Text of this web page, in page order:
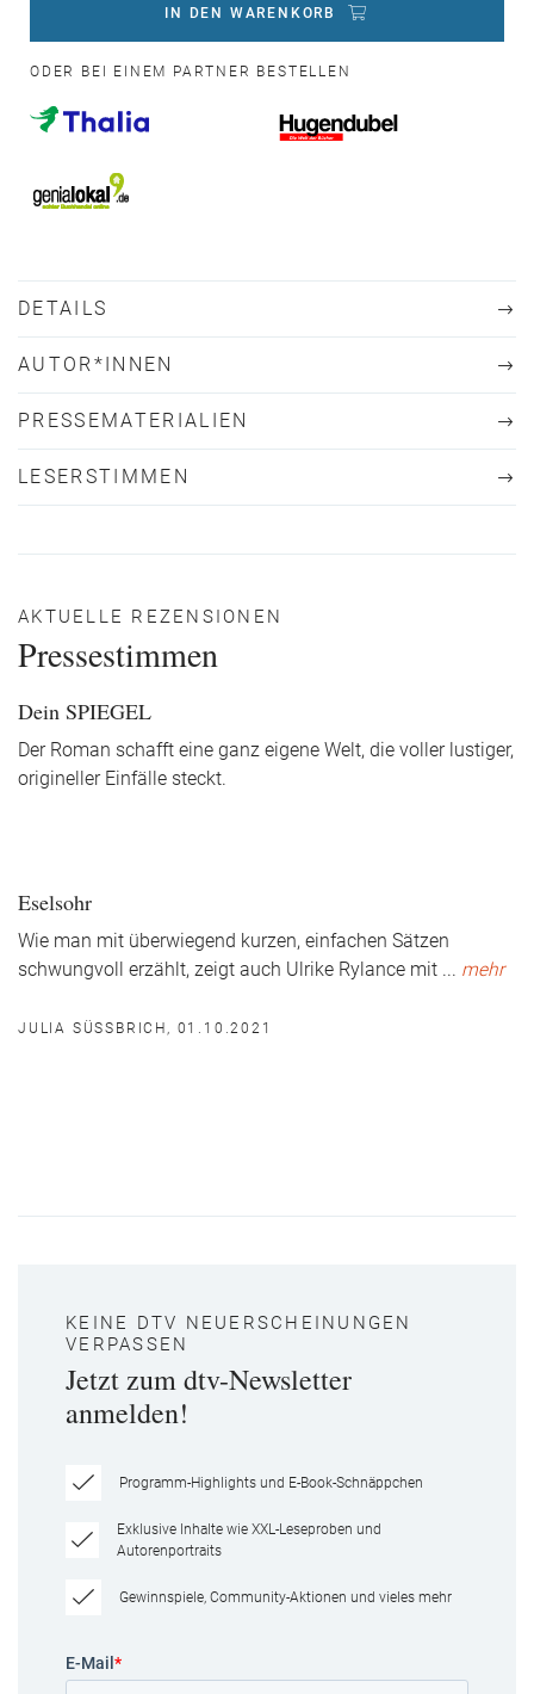
IN DEN WARENKORB
ODER BEI EINEM PARTNER BESTELLEN
DETAILS
AUTOR*INNEN
PRESSEMATERIALIEN
LESERSTIMMEN
AKTUELLE REZENSIONEN
Pressestimmen
Dein SPIEGEL
Der Roman schafft eine ganz eigene Welt, die voller lustiger,
origineller Einfälle steckt.
Eselsohr
Wie man mit überwiegend kurzen, einfachen Sätzen
schwungvoll erzählt, zeigt auch Ulrike Rylance mit ... mehr
JULIA SÜSSBRICH, 01.10.2021
KEINE DTV NEUERSCHEINUNGEN
VERPASSEN
Jetzt zum dtv-Newsletter
anmelden!
Programm-Highlights und E-Book-Schnäppchen
Exklusive Inhalte wie XXL-Leseproben und
Autorenportraits
Gewinnspiele, Community-Aktionen und vieles mehr
E-Mail *